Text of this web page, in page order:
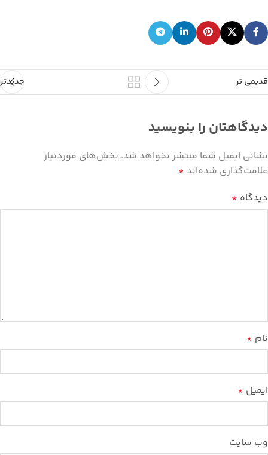
جدیدتر قدیمی تر
دیدگاهتان را بنویسید
نشانی ایمیل شما منتشر نخواهد شد. بخش‌های موردنیاز
علامت‌گذاری شده‌اند *
دیدگاه *
نام *
ایمیل *
وب‌ سایت